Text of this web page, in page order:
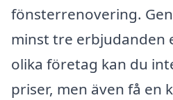
fönsterrenovering.
minst tre erbjudanden
olika företag kan du
priser, men även få en